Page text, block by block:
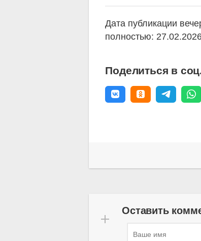
Дата публикации
полностью:
Поделиться в
Оставить